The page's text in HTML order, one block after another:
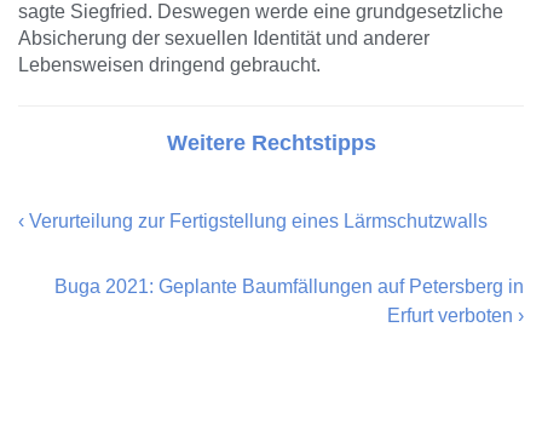
sagte Siegfried. Deswegen werde eine grundgesetzliche
Absicherung der sexuellen Identität und anderer
Lebensweisen dringend gebraucht.
Weitere Rechtstipps
‹ Verurteilung zur Fertigstellung eines Lärmschutzwalls
Buga 2021: Geplante Baumfällungen auf Petersberg in
Erfurt verboten ›